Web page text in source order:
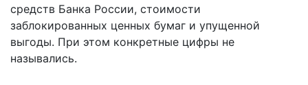
средств Банка России, стоимости
заблокированных ценных бумаг и упущенной
выгоды. При этом конкретные цифры не
назывались.